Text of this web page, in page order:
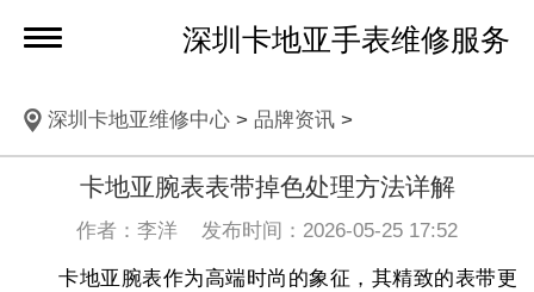
深圳卡地亚手表维修服务
深圳卡地亚维修中心> 品牌资讯>
卡地亚腕表表带掉色处理方法详解
作者：李洋 发布时间：2026-05-25 17:52
卡地亚腕表作为高端时尚的象征，其精致的表带更